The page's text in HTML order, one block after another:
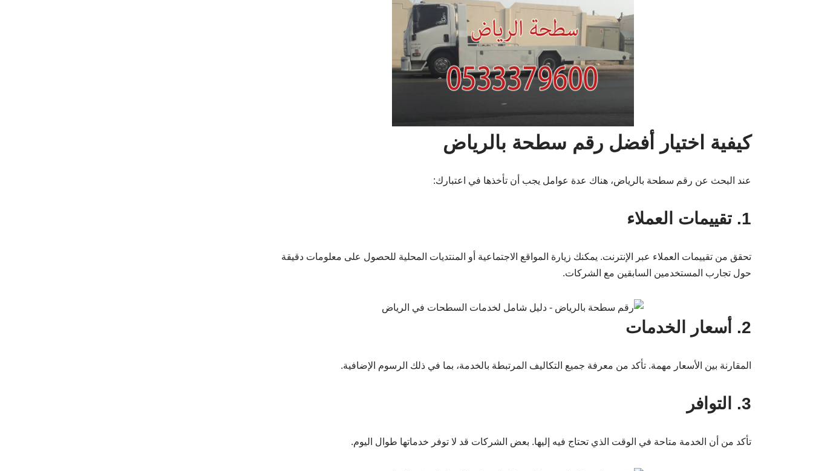
كيفية اختيار أفضل رقم سطحة بالرياض
عند البحث عن رقم سطحة بالرياض، هناك عدة عوامل يجب أن تأخذها في اعتبارك:
1. تقييمات العملاء
تحقق من تقييمات العملاء عبر الإنترنت. يمكنك زيارة المواقع الاجتماعية أو المنتديات المحلية للحصول على معلومات دقيقة
حول تجارب المستخدمين السابقين مع الشركات.
2. أسعار الخدمات
المقارنة بين الأسعار مهمة. تأكد من معرفة جميع التكاليف المرتبطة بالخدمة، بما في ذلك الرسوم الإضافية.
3. التوافر
تأكد من أن الخدمة متاحة في الوقت الذي تحتاج فيه إليها. بعض الشركات قد لا توفر خدماتها طوال اليوم.